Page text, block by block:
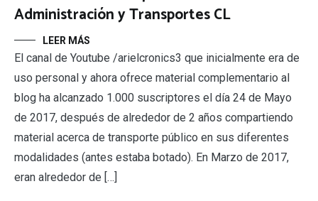
Administración y Transportes CL
LEER MÁS
El canal de Youtube /arielcronics3 que inicialmente era de
uso personal y ahora ofrece material complementario al
blog ha alcanzado 1.000 suscriptores el día 24 de Mayo
de 2017, después de alrededor de 2 años compartiendo
material acerca de transporte público en sus diferentes
modalidades (antes estaba botado). En Marzo de 2017,
eran alrededor de […]